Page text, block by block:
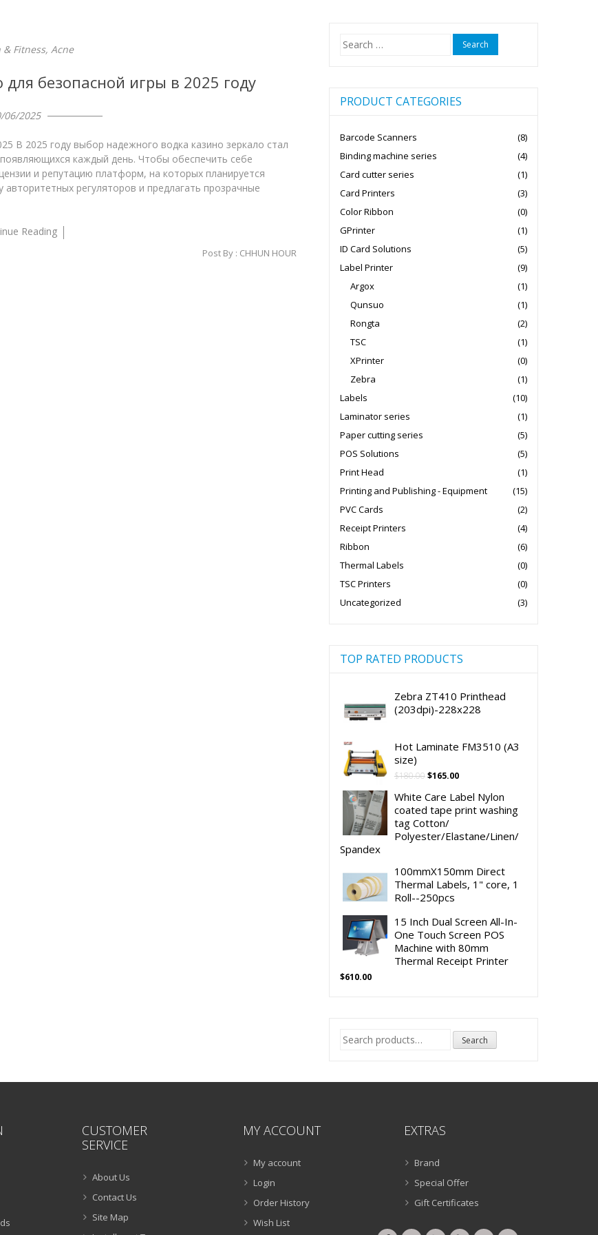
& Fitness, Acne
безопасной игры в 2025 году
06/2025
В 2025 году выбор надежного водка казино зеркало стал
каждый день. Чтобы обеспечить себе
и репутацию платформ, на которых планируется
регуляторов и предлагать прозрачные
Reading
Post By : CHHUN HOUR
Search
for:
PRODUCT CATEGORIES
Barcode Scanners
(8)
Binding machine series
(4)
Card cutter series
(1)
Card Printers
(3)
Color Ribbon
(0)
GPrinter
(1)
ID Card Solutions
(5)
Label Printer
(9)
Argox
(1)
Qunsuo
(1)
Rongta
(2)
TSC
(1)
XPrinter
(0)
Zebra
(1)
Labels
(10)
Laminator series
(1)
Paper cutting series
(5)
POS Solutions
(5)
Print Head
(1)
Printing and Publishing - Equipment
(15)
PVC Cards
(2)
Receipt Printers
(4)
Ribbon
(6)
Thermal Labels
(0)
TSC Printers
(0)
Uncategorized
(3)
TOP RATED PRODUCTS
Zebra ZT410 Printhead
(203dpi)-228x228
Hot Laminate FM3510 (A3
size)
$180.00Original
was:
$180.00.
$165.00Current
is:
$165.00.
White Care Label Nylon
coated tape print washing
tag Cotton/
Polyester/Elastane/Linen/
Spandex
100mmX150mm Direct
Thermal Labels, 1" core, 1
Roll--250pcs
15 Inch Dual Screen All-In-
One Touch Screen POS
Machine with 80mm
Thermal Receipt Printer
$610.00
Search
for:
Search
CUSTOMER
SERVICE
About Us
Contact Us
Site Map
MY ACCOUNT
My account
Login
Order History
Wish List
EXTRAS
Brand
Special Offer
Gift Certificates